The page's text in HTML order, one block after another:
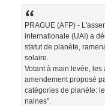
PRAGUE (AFP) -
internationale (UAI) a
statut de planète,
solaire.
Votant à main levée,
amendement proposé
catégories de planète:
naines".